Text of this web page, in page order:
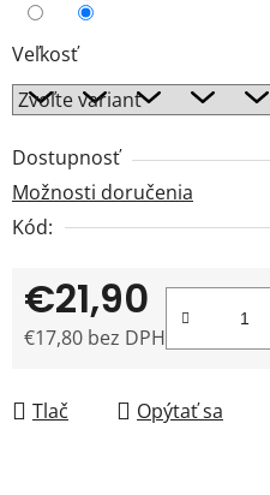
Veľkosť
Dostupnosť
Možnosti doručenia
Kód:
€21,90
€17,80 bez DPH
Tlač Opýtať sa